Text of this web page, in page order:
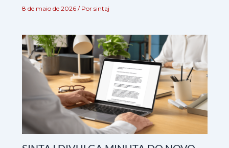
8 de maio de 2026 / Por sintaj